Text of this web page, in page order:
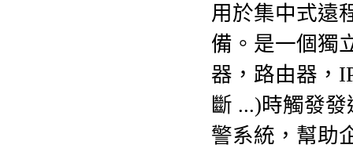
用於集中式遠
備。是一個獨
器，路由器，
斷 ...)時觸發發
警系統，幫助